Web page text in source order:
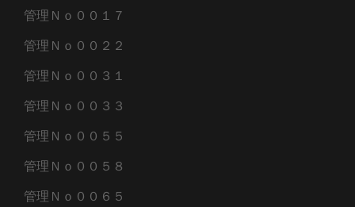
管理Ｎｏ００１７
管理Ｎｏ００２２
管理Ｎｏ００３１
管理Ｎｏ００３３
管理Ｎｏ００５５
管理Ｎｏ００５８
管理Ｎｏ００６５